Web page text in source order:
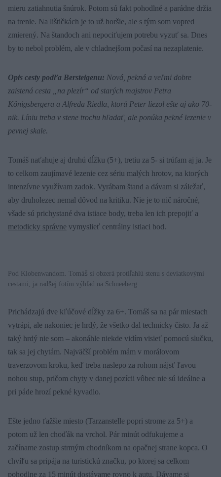
mieru zatiahnutia šnúrok. Potom sú fakt pohodlné a parádne držia
na trenie. Na lištičkách je to už horšie, ale s tým som vopred
zmierený. Na štandoch ani nepociťujem potrebu vyzuť sa. Dnes
by to nebol problém, ale v chladnejšom počasí na nezaplatenie.
Opis cesty podľa Bersteigenu: Nová, pekná a veľmi dobre
zaistená cesta „na plezír“ od starých majstrov Petra
Königsbergera a Alfreda Riedla, ktorú Peter liezol ešte aj ako 70-
nik. Líniu treba v stene trochu hľadať, ale ponúka pekné lezenie v
pevnej skale.
Tomáš naťahuje aj druhú dĺžku (5+), tretiu za 5- si trúfam aj ja. Je
to celkom zaujímavé lezenie cez sériu malých hrotov, na ktorých
intenzívne využívam zadok. Vyrábam štand a dávam si záležať,
aby druholezec nemal dôvod na kritiku. Nie je to nič náročné,
všade sú prichystané dva istiace body, treba len ich prepojiť a
metodicky správne vymyslieť centrálny istiaci bod.
Pod Klobenwandom. Tomáš si obzerá protiľahlú stenu s deviatkovými
cestami, ja radšej fotím výhľad na Schneeberg
Prichádzajú dve kľúčové dĺžky za 6+. Tomáš sa na pár miestach
vytrápi, ale nakoniec je hrdý, že všetko dal technicky čisto. Ja až
taký hrdý nie som – akonáhle niekde vidím visieť pomocú slučku,
tak sa jej chytám. Najväčší problém mám v morálovom
traverzovom kroku, keď treba naslepo za rohom nájsť ľavou
nohou stup, pričom chyty v danej pozícii vôbec nie sú ideálne a
pri páde hrozí pekné kyvadlo.
Ešte jedno ťažšie miesto (Tarzanstelle popri strome za 5+) a
potom už len choďák na vrchol. Pár minút odfukujeme a
začíname zostup strmým chodníkom na opačnej strane kopca. O
chvíľu sa pripája na turistickú značku, po ktorej sa celkom
pohodlne za 15 minút dostávame rovno k autu. Dávame si